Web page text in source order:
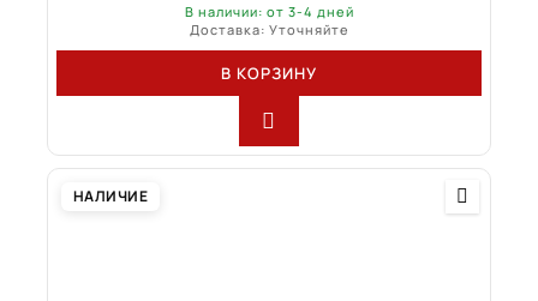
В наличии: от 3-4 дней
Доставка: Уточняйте
В КОРЗИНУ
НАЛИЧИЕ